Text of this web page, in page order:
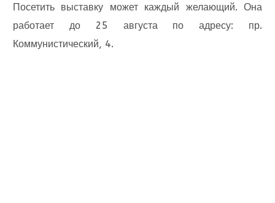
Посетить выставку может каждый желающий. Она
работает до 25 августа по адресу: пр.
Коммунистический, 4.